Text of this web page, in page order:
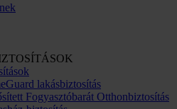
lakásbiztosítás
Fogyasztóbarát Otthonbiztosítás